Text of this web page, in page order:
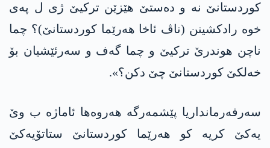
کوردستانێ نە و دەستێ هێزێن ترکیێ ژی ل پەی
خوە رادکشینن (ناڤ ئاخا هەرێما کوردستانێ)؟ چما
ناچن هوندرێ ترکیێ و چما گەف و سەرئێشیان بۆ
خەلکێ کوردستانێ چێ دکن؟».
سەرفەرمانداریا پێشمەرگە هەروه‌ها ئاماژە ب وێ
یەکێ کریە کو هه‌رێما کوردستانێ ستاتۆیەکێ